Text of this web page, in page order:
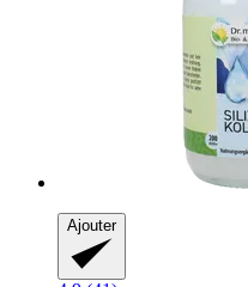
Ajouter